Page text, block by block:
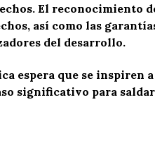
El reconocimiento
así como las
del desarrollo.
espera que se
significativo para